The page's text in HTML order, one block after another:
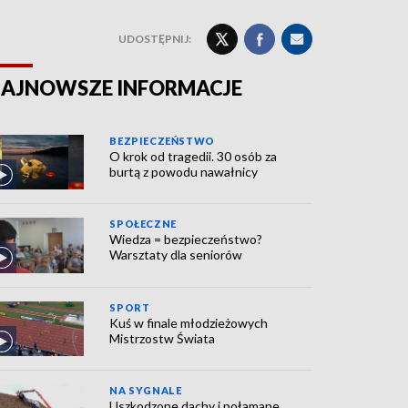
UDOSTĘPNIJ:
INFORMACJE
BEZPIECZEŃSTWO
O krok od tragedii. 30 osób za
burtą z powodu nawałnicy
SPOŁECZNE
Wiedza = bezpieczeństwo?
Warsztaty dla seniorów
SPORT
Kuś w finale młodzieżowych
Mistrzostw Świata
NA SYGNALE